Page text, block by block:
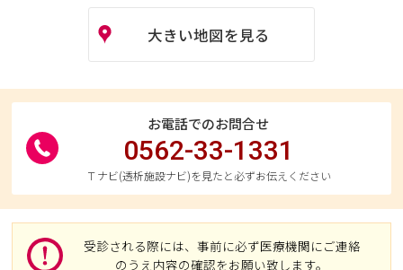
大きい地図を見る
お電話でのお問合せ
0562-33-1331
Ｔナビ(透析施設ナビ)を見たと必ずお伝えください
受診される際には、事前に必ず医療機関にご連絡
のうえ内容の確認をお願い致します。